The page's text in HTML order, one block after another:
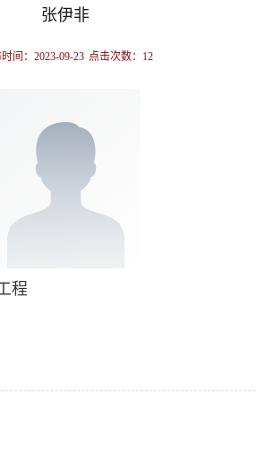
张伊非
间：2023-09-23 点击次数： 12
程